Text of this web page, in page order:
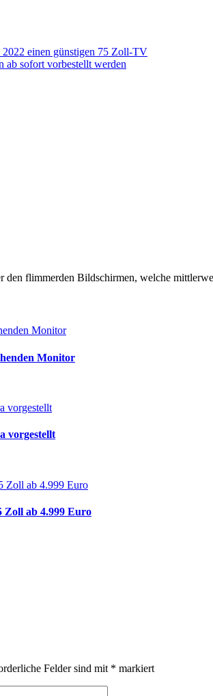
einen günstigen 75 Zoll-TV
sofort vorbestellt werden
den flimmerden Bildschirmen, welche
Monitor
vorgestellt
ab 4.999 Euro
Felder sind mit * markiert